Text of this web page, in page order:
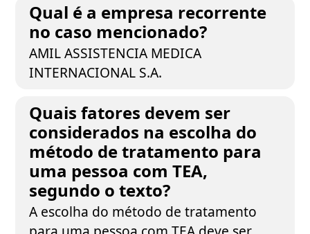
Qual é a empresa recorrente
no caso mencionado?
AMIL ASSISTENCIA MEDICA
INTERNACIONAL S.A.
Quais fatores devem ser
considerados na escolha do
método de tratamento para
uma pessoa com TEA,
segundo o texto?
A escolha do método de tratamento